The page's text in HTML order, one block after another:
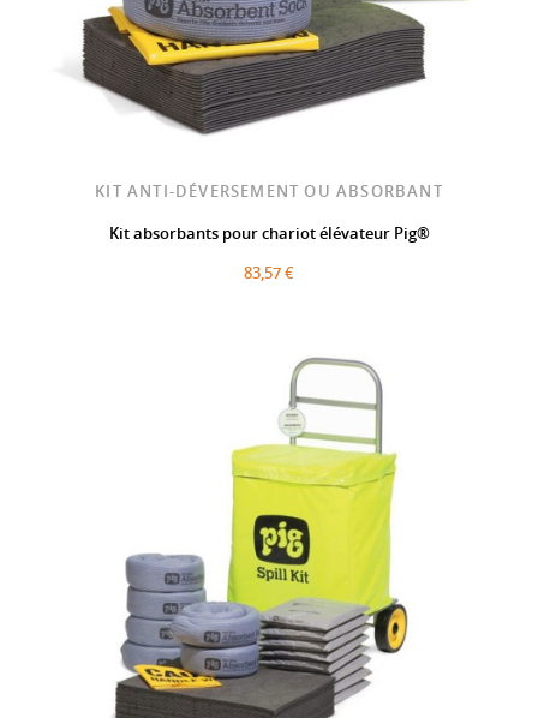
KIT ANTI-DÉVERSEMENT OU ABSORBANT
Kit absorbants pour chariot élévateur Pig®
83,57 €